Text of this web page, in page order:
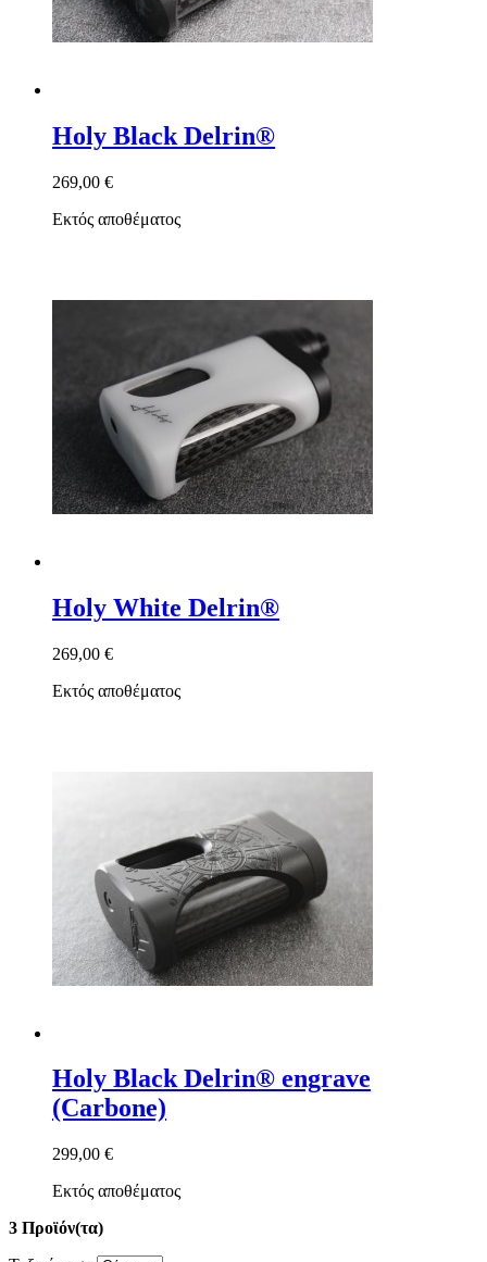
Holy Black Delrin®
269,00 €
Εκτός αποθέματος
Holy White Delrin®
269,00 €
Εκτός αποθέματος
Holy Black Delrin® engrave
(Carbone)
299,00 €
Εκτός αποθέματος
3 Προϊόν(τα)